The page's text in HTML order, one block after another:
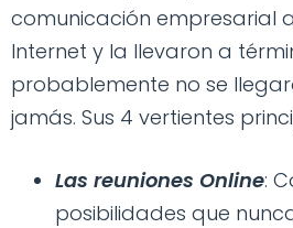
comunicación empresarial
Internet y la llevaron a
probablemente no se
jamás. Sus 4 vertientes
Las reuniones Online:
posibilidades que